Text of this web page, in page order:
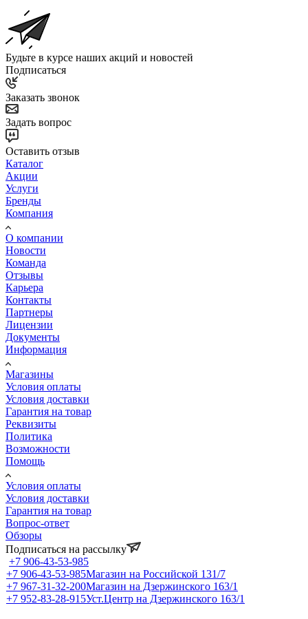
Будьте в курсе наших акций и новостей
Подписаться
Заказать звонок
Задать вопрос
Оставить отзыв
Каталог
Акции
Услуги
Бренды
Компания
О компании
Новости
Команда
Отзывы
Карьера
Контакты
Партнеры
Лицензии
Документы
Информация
Магазины
Условия оплаты
Условия доставки
Гарантия на товар
Реквизиты
Политика
Возможности
Помощь
Условия оплаты
Условия доставки
Гарантия на товар
Вопрос-ответ
Обзоры
Подписаться на рассылку
+7 906-43-53-985
+7 906-43-53-985Магазин на Российской 131/7
+7 967-31-32-200Магазин на Дзержинского 163/1
+7 952-83-28-915Уст.Центр на Дзержинского 163/1